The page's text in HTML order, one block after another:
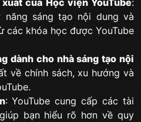
sáng tạo nội dung và
các khóa học được YouTube
dành cho nhà sáng tạo nội
về chính sách, xu hướng và
: YouTube cung cấp các tài
bạn hiểu rõ hơn về quy